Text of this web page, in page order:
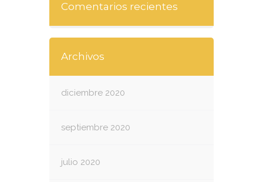
Comentarios recientes
Archivos
diciembre 2020
septiembre 2020
julio 2020